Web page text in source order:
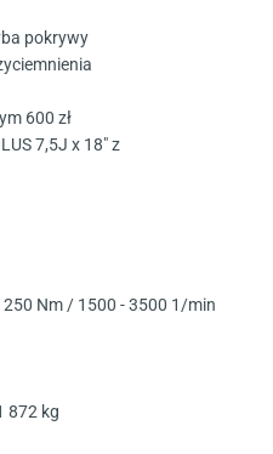
pokrywy
600 zł
7,5J x 18" z
Nm / 1500 - 3500 1/min
872 kg